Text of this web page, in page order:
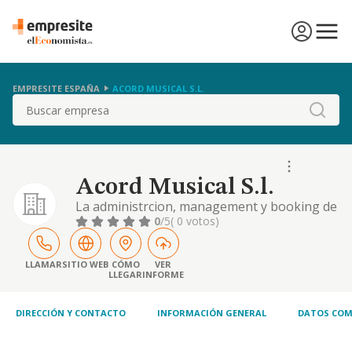
EMPRESITE ESPAÑA ACORD MUSICAL S.L.
Buscar
Acord Musical S.l.
La administrcion, management y booking de
artistas, la produccion de eventos y
asesoramiento cultural
0/5( 0 votos)
LLAMARSITIO WEB CÓMO
LLEGAR
VER
INFORME
DIRECCIÓN Y CONTACTO INFORMACIÓN GENERAL DATOS